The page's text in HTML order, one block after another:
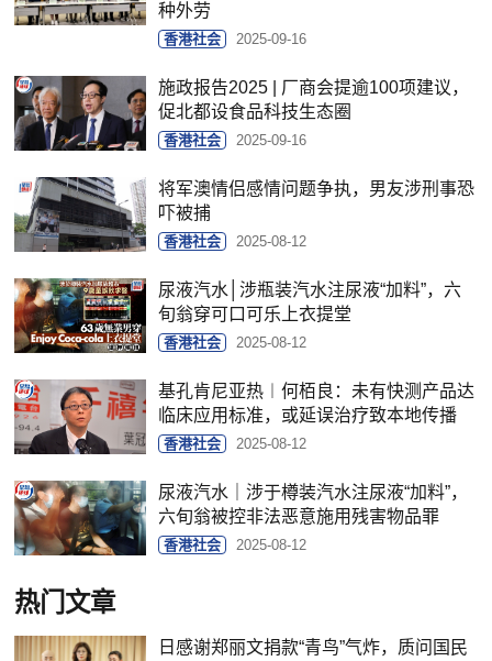
种外劳
香港社会 2025-09-16
施政报告2025 | 厂商会提逾100项建议，
促北都设食品科技生态圈
香港社会 2025-09-16
将军澳情侣感情问题争执，男友涉刑事恐
吓被捕
香港社会 2025-08-12
尿液汽水│涉瓶装汽水注尿液“加料”，六
旬翁穿可口可乐上衣提堂
香港社会 2025-08-12
基孔肯尼亚热︱何栢良：未有快测产品达
临床应用标准，或延误治疗致本地传播
香港社会 2025-08-12
尿液汽水｜涉于樽装汽水注尿液“加料”，
六旬翁被控非法恶意施用残害物品罪
香港社会 2025-08-12
热门文章
日感谢郑丽文捐款“青鸟”气炸，质问国民